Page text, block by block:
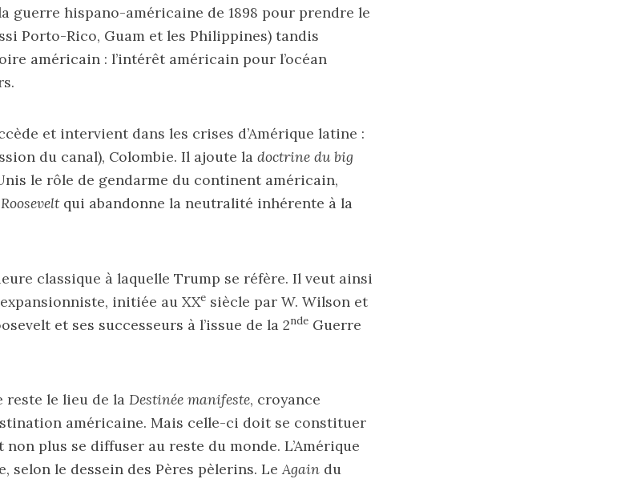
guerre hispano-américaine de 1898 pour prendre le
Porto-Rico, Guam et les Philippines) tandis
américain : l’intérêt américain pour l’océan
et intervient dans les crises d’Amérique latine :
du canal), Colombie. Il ajoute la doctrine du big
le rôle de gendarme du continent américain,
qui abandonne la neutralité inhérente à la
classique à laquelle Trump se réfère. Il veut ainsi
initiée au XXe siècle par W. Wilson et
et ses successeurs à l’issue de la 2nde Guerre
reste le lieu de la Destinée manifeste, croyance
américaine. Mais celle-ci doit se constituer
plus se diffuser au reste du monde. L’Amérique
selon le dessein des Pères pèlerins. LeAgain du